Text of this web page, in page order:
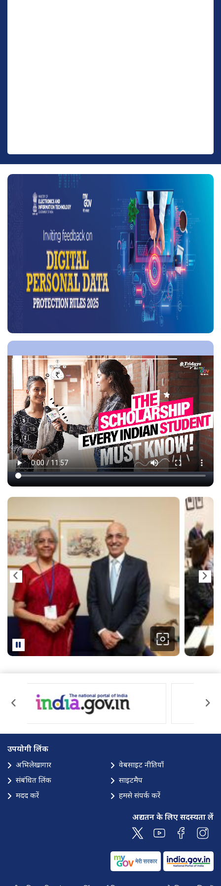
उपयोगी लिंक
अभिलेखागार
वेबसाइट नीतियाँ
संबंधित लिंक
साइटमैप
मदद करें
हमसे संपर्क करें
अद्यतन के लिए सदस्यता लें